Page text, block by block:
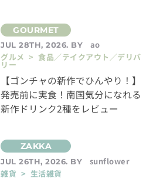
JUL 28TH, 2026. BY
ao
グルメ > 食品／テイクアウト／デリバ
リー
【ゴンチャの新作でひんやり！】
発売前に実食！南国気分になれる
新作ドリンク2種をレビュー
JUL 26TH, 2026. BY
sunflower
雑貨 > 生活雑貨